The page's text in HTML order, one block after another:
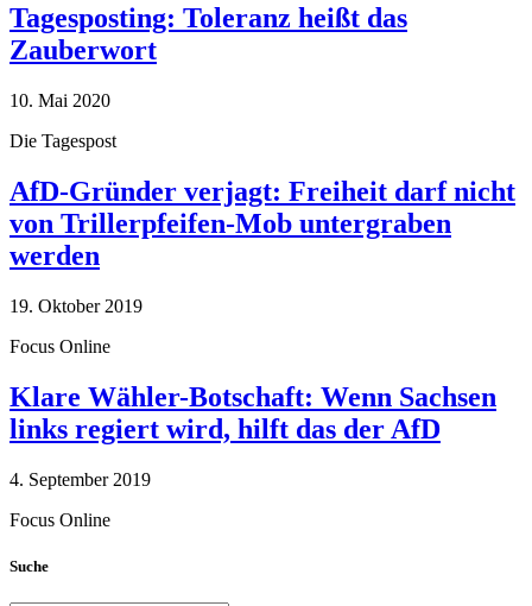
Tagesposting: Toleranz heißt das
Zauberwort
10. Mai 2020
Die Tagespost
AfD-Gründer verjagt: Freiheit darf nicht
von Trillerpfeifen-Mob untergraben
werden
19. Oktober 2019
Focus Online
Klare Wähler-Botschaft: Wenn Sachsen
links regiert wird, hilft das der AfD
4. September 2019
Focus Online
Suche